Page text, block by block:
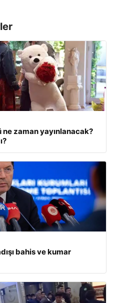
zaman yayınlanacak?
bahis ve kumar